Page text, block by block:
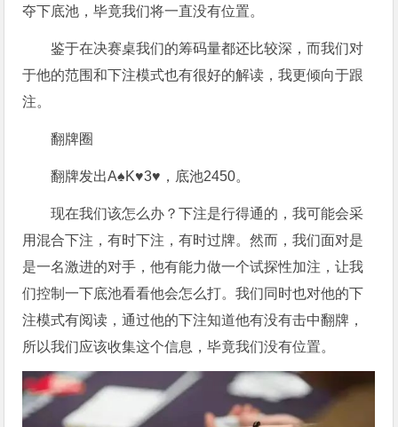
夺下底池，毕竟我们将一直没有位置。
鉴于在决赛桌我们的筹码量都还比较深，而我们对
于他的范围和下注模式也有很好的解读，我更倾向于跟
注。
翻牌圈
翻牌发出A♠K♥3♥，底池2450。
现在我们该怎么办？下注是行得通的，我可能会采
用混合下注，有时下注，有时过牌。然而，我们面对是
是一名激进的对手，他有能力做一个试探性加注，让我
们控制一下底池看看他会怎么打。我们同时也对他的下
注模式有阅读，通过他的下注知道他有没有击中翻牌，
所以我们应该收集这个信息，毕竟我们没有位置。